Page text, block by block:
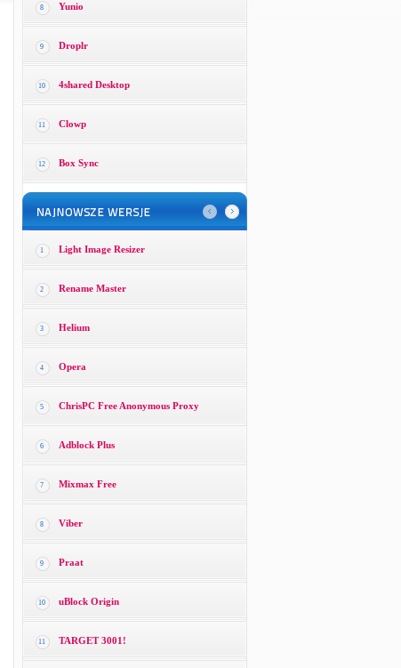
8 Yunio
9 Droplr
10 4shared Desktop
11 Clowp
12 Box Sync
1 Light Image Resizer
2 Rename Master
3 Helium
4 Opera
5 ChrisPC Free Anonymous Proxy
6 Adblock Plus
7 Mixmax Free
8 Viber
9 Praat
10 uBlock Origin
11 TARGET 3001!